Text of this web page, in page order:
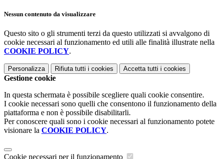
Nessun contenuto da visualizzare
Questo sito o gli strumenti terzi da questo utilizzati si avvalgono di
cookie necessari al funzionamento ed utili alle finalità illustrate nella
COOKIE POLICY.
Personalizza Rifiuta tutti i cookies Accetta tutti i cookies
Gestione cookie
In questa schermata è possibile scegliere quali cookie consentire.
I cookie necessari sono quelli che consentono il funzionamento della
piattaforma e non è possibile disabilitarli.
Per conoscere quali sono i cookie necessari al funzionamento potete
visionare la COOKIE POLICY.
Cookie necessari per il funzionamento